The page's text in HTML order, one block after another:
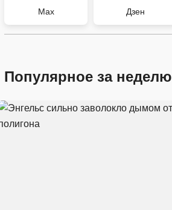
Max Дзен
Популярное за неделю